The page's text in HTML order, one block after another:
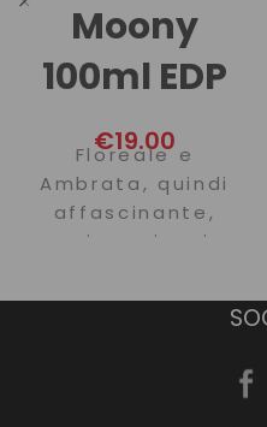
Moony
100ml EDP
€19.00
Floreale e
Ambrata, quindi
affascinante,
cosmica e iconica,
onirica.
gelsomino sambac,